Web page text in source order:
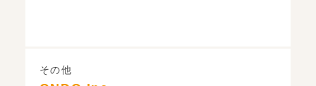
その他